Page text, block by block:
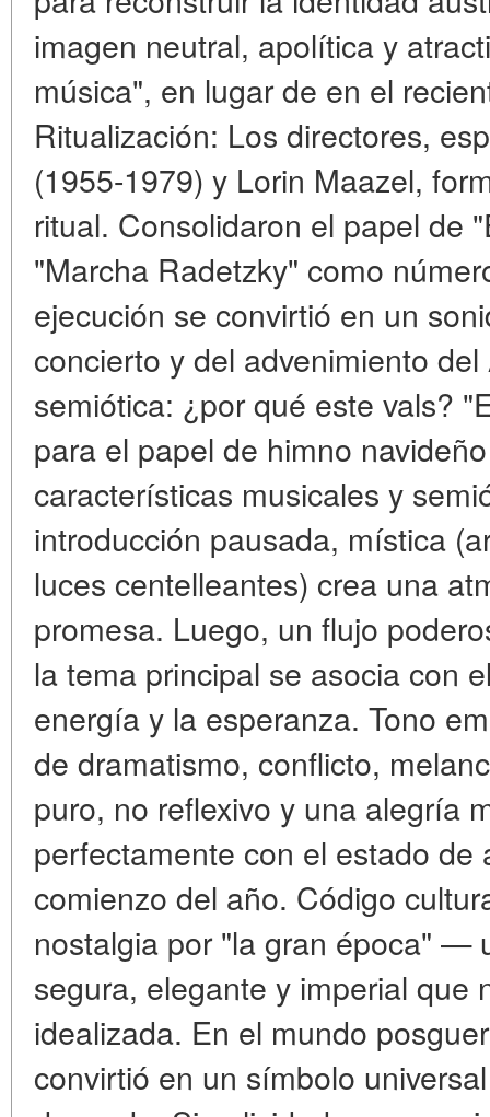
imagen neutral, apolítica y
música", en lugar de en el
Ritualización: Los directores,
(1955-1979) y Lorin Maazel,
ritual. Consolidaron el papel de
"Marcha Radetzky" como
ejecución se convirtió en un
concierto y del advenimiento
semiótica: ¿por qué este vals?
para el papel de himno
características musicales y
introducción pausada, mística
luces centelleantes) crea una
promesa. Luego, un flujo
la tema principal se asocia con
energía y la esperanza. Tono
de dramatismo, conflicto,
puro, no reflexivo y una alegría
perfectamente con el estado de
comienzo del año. Código
nostalgia por "la gran época" —
segura, elegante y imperial que
idealizada. En el mundo
convirtió en un símbolo